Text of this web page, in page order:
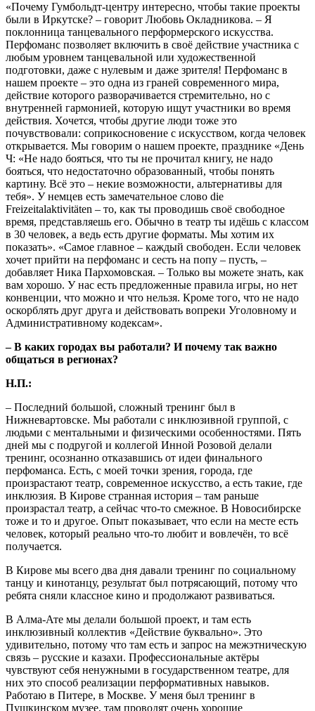
«Почему Гумбольдт-центру интересно, чтобы такие проекты
были в Иркутске? – говорит Любовь Окладникова. – Я
поклонница танцевального перформерского искусства.
Перфоманс позволяет включить в своё действие участника с
любым уровнем танцевальной или художественной
подготовки, даже с нулевым и даже зрителя! Перфоманс в
нашем проекте – это одна из граней современного мира,
действие которого разворачивается стремительно, но с
внутренней гармонией, которую ищут участники во время
действия. Хочется, чтобы другие люди тоже это
почувствовали: соприкосновение с искусством, когда человек
открывается. Мы говорим о нашем проекте, празднике «День
Ч: «Не надо бояться, что ты не прочитал книгу, не надо
бояться, что недостаточно образованный, чтобы понять
картину. Всё это – некие возможности, альтернативы для
тебя». У немцев есть замечательное слово die
Freizeitalaktivitäten – то, как ты проводишь своё свободное
время, представляешь его. Обычно в театр ты идёшь с классом
в 30 человек, а ведь есть другие форматы. Мы хотим их
показать». «Самое главное – каждый свободен. Если человек
хочет прийти на перфоманс и сесть на попу – пусть, –
добавляет Ника Пархомовская. – Только вы можете знать, как
вам хорошо. У нас есть предложенные правила игры, но нет
конвенции, что можно и что нельзя. Кроме того, что не надо
оскорблять друг друга и действовать вопреки Уголовному и
Административному кодексам».
– В каких городах вы работали? И почему так важно
общаться в регионах?
Н.П.:
– Последний большой, сложный тренинг был в
Нижневартовске. Мы работали с инклюзивной группой, с
людьми с ментальными и физическими особенностями. Пять
дней мы с подругой и коллегой Инной Розовой делали
тренинг, осознанно отказавшись от идеи финального
перфоманса. Есть, с моей точки зрения, города, где
произрастают театр, современное искусство, а есть такие, где
инклюзия. В Кирове странная история – там раньше
произрастал театр, а сейчас что-то смежное. В Новосибирске
тоже и то и другое. Опыт показывает, что если на месте есть
человек, который реально что-то любит и вовлечён, то всё
получается.
В Кирове мы всего два дня давали тренинг по социальному
танцу и кинотанцу, результат был потрясающий, потому что
ребята сняли классное кино и продолжают развиваться.
В Алма-Ате мы делали большой проект, и там есть
инклюзивный коллектив «Действие буквально». Это
удивительно, потому что там есть и запрос на межэтническую
связь – русские и казахи. Профессиональные актёры
чувствуют себя ненужными в государственном театре, для
них это способ реализации перформативных навыков.
Работаю в Питере, в Москве. У меня был тренинг в
Пушкинском музее, там проводят очень хорошие